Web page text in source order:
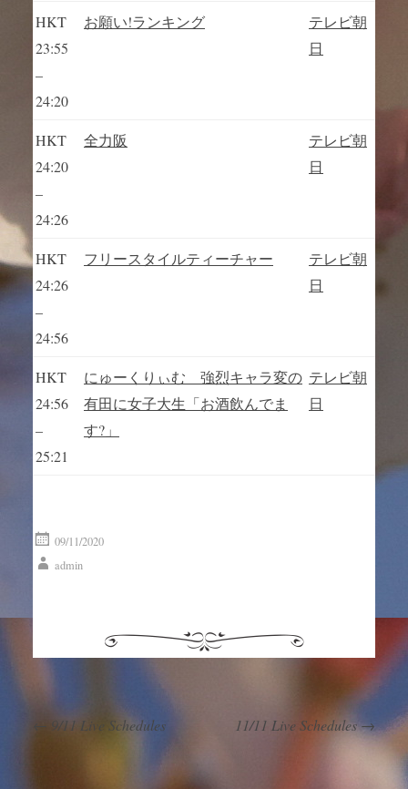
HKT
23:55
–
24:20
お願い!ランキング
テレビ朝
日
HKT
24:20
–
24:26
全力阪
テレビ朝
日
HKT
24:26
–
24:56
フリースタイルティーチャー
テレビ朝
日
HKT
24:56
–
25:21
にゅーくりぃむ 強烈キャラ変の
有田に女子大生「お酒飲んでま
す?」
テレビ朝
日
09/11/2020
admin
Post navigation
← 9/11 Live Schedules 11/11 Live Schedules→